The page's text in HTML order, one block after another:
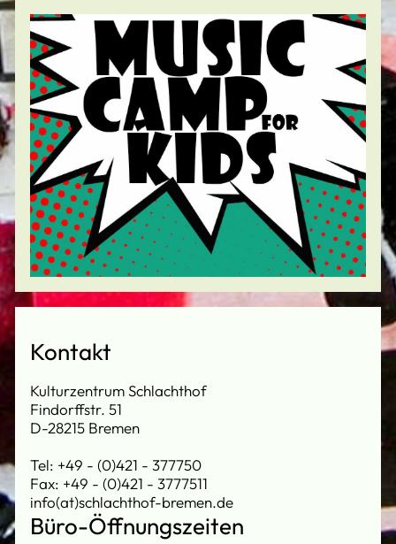
Kontakt
Kulturzentrum Schlachthof
Findorffstr. 51
D-28215 Bremen
Tel: +49 - (0)421 - 377750
Fax: +49 - (0)421 - 3777511
info(at)schlachthof-bremen.de
Büro-Öffnungszeiten